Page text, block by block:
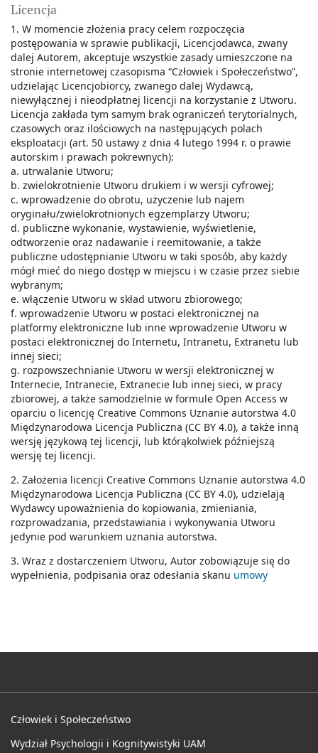
Licencja
1. W momencie złożenia pracy celem rozpoczęcia
postępowania w sprawie publikacji, Licencjodawca, zwany
dalej Autorem, akceptuje wszystkie zasady umieszczone na
stronie internetowej czasopisma “Człowiek i Społeczeństwo”,
udzielając Licencjobiorcy, zwanego dalej Wydawcą,
niewyłącznej i nieodpłatnej licencji na korzystanie z Utworu.
Licencja zakłada tym samym brak ograniczeń terytorialnych,
czasowych oraz ilościowych na następujących polach
eksploatacji (art. 50 ustawy z dnia 4 lutego 1994 r. o prawie
autorskim i prawach pokrewnych):
a. utrwalanie Utworu;
b. zwielokrotnienie Utworu drukiem i w wersji cyfrowej;
c. wprowadzenie do obrotu, użyczenie lub najem
oryginału/zwielokrotnionych egzemplarzy Utworu;
d. publiczne wykonanie, wystawienie, wyświetlenie,
odtworzenie oraz nadawanie i reemitowanie, a także
publiczne udostępnianie Utworu w taki sposób, aby każdy
mógł mieć do niego dostęp w miejscu i w czasie przez siebie
wybranym;
e. włączenie Utworu w skład utworu zbiorowego;
f. wprowadzenie Utworu w postaci elektronicznej na
platformy elektroniczne lub inne wprowadzenie Utworu w
postaci elektronicznej do Internetu, Intranetu, Extranetu lub
innej sieci;
g. rozpowszechnianie Utworu w wersji elektronicznej w
Internecie, Intranecie, Extranecie lub innej sieci, w pracy
zbiorowej, a także samodzielnie w formule Open Access w
oparciu o licencję Creative Commons Uznanie autorstwa 4.0
Międzynarodowa Licencja Publiczna (CC BY 4.0), a także inną
wersję językową tej licencji, lub którąkolwiek późniejszą
wersję tej licencji.
2. Założenia licencji Creative Commons Uznanie autorstwa 4.0
Międzynarodowa Licencja Publiczna (CC BY 4.0), udzielają
Wydawcy upoważnienia do kopiowania, zmieniania,
rozprowadzania, przedstawiania i wykonywania Utworu
jedynie pod warunkiem uznania autorstwa.
3. Wraz z dostarczeniem Utworu, Autor zobowiązuje się do
wypełnienia, podpisania oraz odesłania skanu umowy
Człowiek i Społeczeństwo
Wydział Psychologii i Kognitywistyki UAM